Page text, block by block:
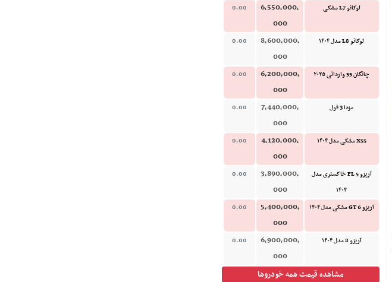
لوکانو L7 مشکی
6,550,000,
000
0.00
لوکانو L8 مدل ۱۴۰۴
8,600,000,
000
0.00
چانگان 55 وارداتی ۲۰۲۵
6,200,000,
000
0.00
مزدا 3 فول
7,440,000,
000
0.00
X55 مشکی مدل ۱۴۰۴
4,120,000,
000
0.00
آریزو 5 FL خاکستری مدل
۱۴۰۴
3,890,000,
000
0.00
آریزو 6 GT مشکی مدل ۱۴۰۴
5,400,000,
000
0.00
آریزو 8 مدل ۱۴۰۴
6,900,000,
000
0.00
مشاهده قیمت همه خودروها